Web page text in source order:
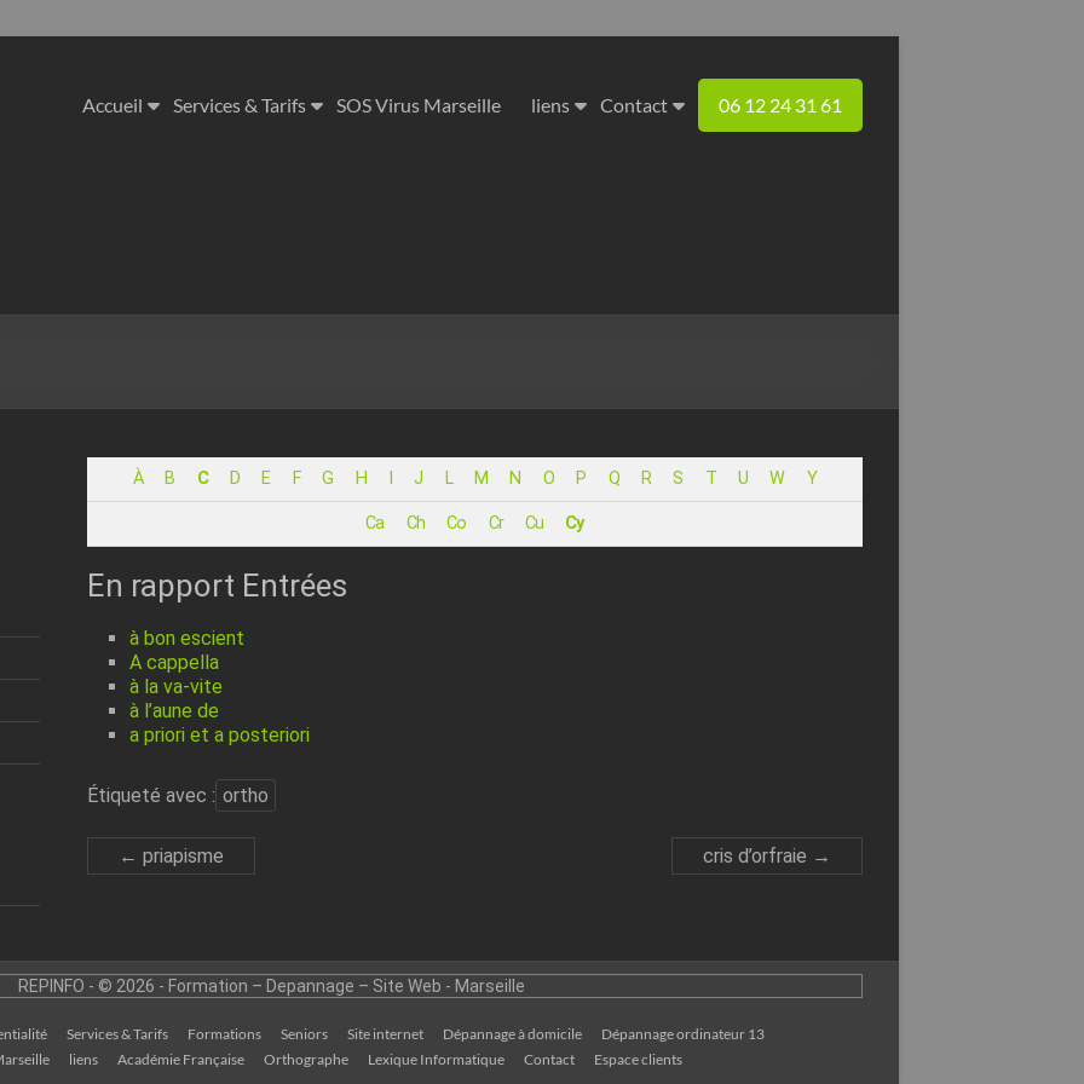
Accueil Services & Tarifs SOS Virus Marseille liens Contact 06 12 24 31 61
À B C D E F G H J L M N O P Q R S T U W Y
Ca Ch Co Cr Cu Cy
En rapport Entrées
à bon escient
A cappella
à la va-vite
à l’aune de
a priori et a posteriori
Étiqueté avec : ortho
← priapisme cris d’orfraie →
REPINFO - © 2026 - Formation – Depannage – Site Web - Marseille
Services & Tarifs Formations Seniors Site internet Dépannage à domicile
Dépannage ordinateur 13
liens Académie Française Orthographe Lexique Informatique Contact Espace clients